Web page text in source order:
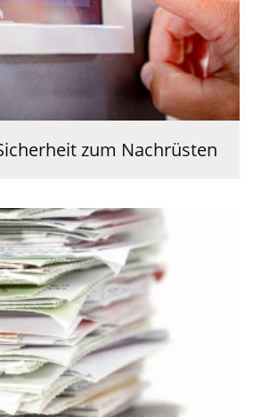
zum Nachrüsten